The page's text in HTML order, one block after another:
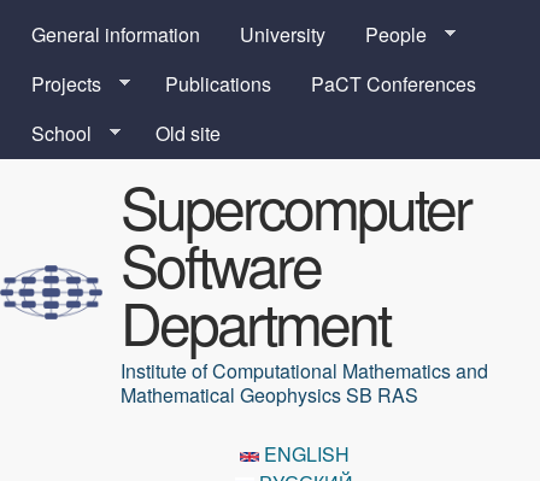
General information University
People
Projects
Publications
PaCT Conferences
School
Old site
Supercomputer
Software
Department
Institute of Computational Mathematics and
Mathematical Geophysics SB RAS
ENGLISH